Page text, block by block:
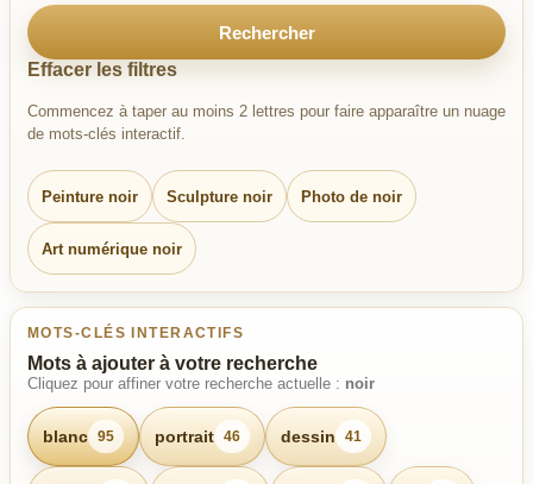
Rechercher
Effacer les filtres
Commencez à taper au moins 2 lettres pour faire apparaître un nuage
de mots-clés interactif.
Peinture noir Sculpture noir Photo de noir
Art numérique noir
MOTS-CLÉS INTERACTIFS
Mots à ajouter à votre recherche
Cliquez pour affiner votre recherche actuelle : noir
blanc 95 portrait 46 dessin 41